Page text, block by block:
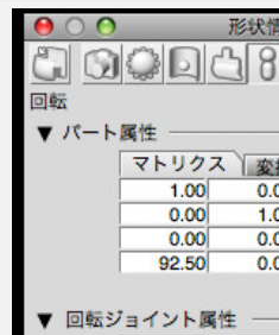
連載
イベント/セミナー
eスポーツ